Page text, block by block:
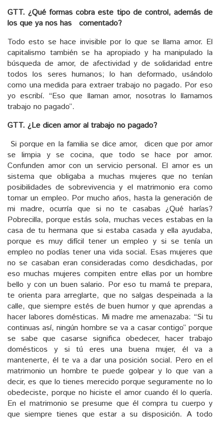
GTT. ¿Qué formas cobra este tipo de control, además de
los que ya nos has comentado?
Todo esto se hace invisible por lo que se llama amor. El
capitalismo también se ha apropiado y ha manipulado la
búsqueda de amor, de afectividad y de solidaridad entre
todos los seres humanos; lo han deformado, usándolo
como una medida para extraer trabajo no pagado. Por eso
yo escribí. “Eso que llaman amor, nosotras lo llamamos
trabajo no pagado”.
GTT. ¿Le dicen amor al trabajo no pagado?
Si porque en la familia se dice amor, dicen que por amor
se limpia y se cocina, que todo se hace por amor.
Confunden amor con un servicio personal. El amor es un
sistema que obligaba a muchas mujeres que no tenían
posibilidades de sobrevivencia y el matrimonio era como
tomar un empleo. Por mucho años, hasta la generación de
mi madre, ocurría que si no te casabas ¿Qué harías?
Pobrecilla, porque estás sola, muchas veces estabas en la
casa de tu hermana que si estaba casada y ella ayudaba,
porque es muy difícil tener un empleo y si se tenía un
empleo no podías tener una vida social. Esas mujeres que
no se casaban eran consideradas como desdichadas, por
eso muchas mujeres compiten entre ellas por un hombre
bello y con un buen salario. Por eso tu mamá te prepara,
te orienta para arreglarte, que no salgas despeinada a la
calle, que siempre estés de buen humor y que aprendas a
hacer labores domésticas. Mi madre me amenazaba: “Si tu
continuas así, ningún hombre se va a casar contigo” porque
se sabe que casarse significa obedecer, hacer trabajo
domésticos y si tú eres una buena mujer, él va a
mantenerte, él te va a dar una posición social. Pero en el
matrimonio un hombre te puede golpear y lo que van a
decir, es que lo tienes merecido porque seguramente no lo
obedeciste, porque no hiciste el amor cuando él lo quería.
En el matrimonio se presume que él compra tu cuerpo y
que siempre tienes que estar a su disposición. A todo